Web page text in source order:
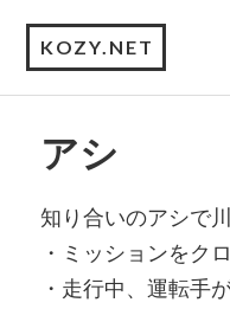
KOZY.NET
アシ
知り合いのアシで
・ミッションをク
・走行中、運転手